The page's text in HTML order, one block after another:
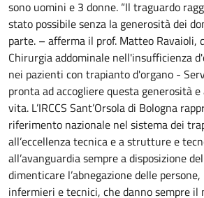
sono uomini e 3 donne. “Il traguardo
stato possibile senza la generosità dei
parte. – afferma il prof. Matteo Ravaioli,
Chirurgia addominale nell'insufficienza
nei pazienti con trapianto d'organo -
pronta ad accogliere questa generosità
vita. L’IRCCS Sant’Orsola di Bologna
riferimento nazionale nel sistema dei
all’eccellenza tecnica e a strutture e
all’avanguardia sempre a disposizione
dimenticare l’abnegazione delle
infermieri e tecnici, che danno sempre il